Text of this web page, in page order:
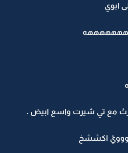
ابوي
مع تي شيرت واسع ابيض .
اكششخ